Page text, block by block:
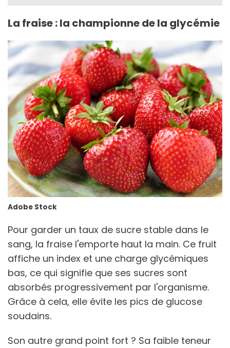
La fraise : la championne de la glycémie
Adobe Stock
Pour garder un taux de sucre stable dans le
sang, la fraise l'emporte haut la main. Ce fruit
affiche un index et une charge glycémiques
bas, ce qui signifie que ses sucres sont
absorbés progressivement par l'organisme.
Grâce à cela, elle évite les pics de glucose
soudains.
Son autre grand point fort ? Sa faible teneur